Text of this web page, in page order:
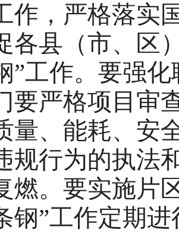
作，严格落实
各县（市、区
”工作。要强
要严格项目审
量、能耗、安
规行为的执法
燃。要实施片
钢”工作定期